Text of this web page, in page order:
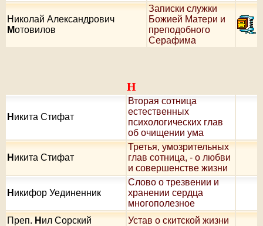
Николай Александрович
Мотовилов
Записки служки
Божией Матери и
преподобного
Серафима
Н
Н икита Стифат
Вторая сотница
естественных
психологических глав
об очищении ума
Н икита Стифат
Третья, умозрительных
глав сотница, - о любви
и совершенстве жизни
Н икифор Уединенник
Слово о трезвении и
хранении сердца
многополезное
Преп. Н ил Сорский Устав о скитской жизни